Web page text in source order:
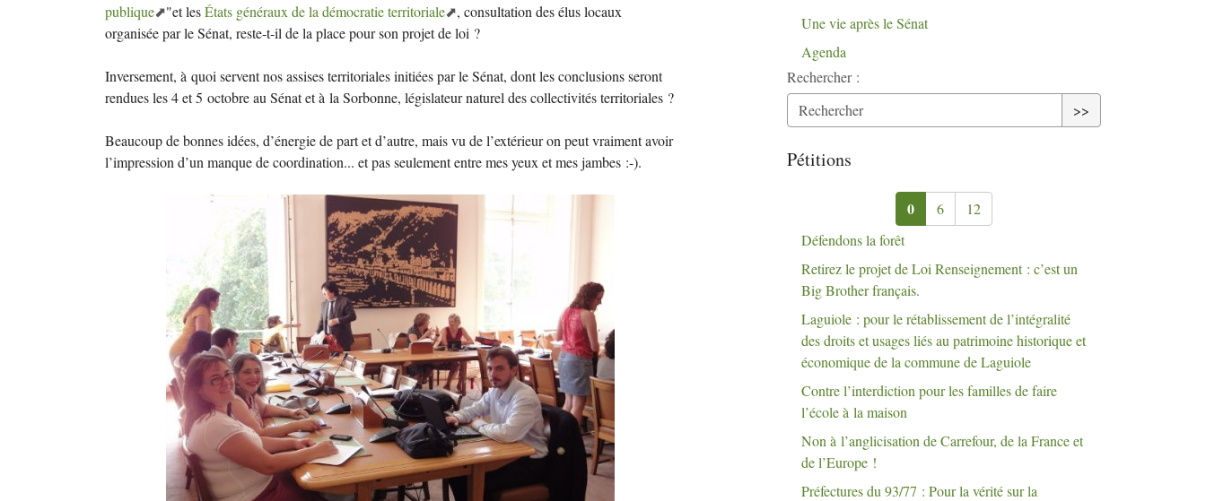
publique
"et lesÉtats généraux de la démocratie territoriale
, consultation des élus locaux
organisée par le Sénat, reste-t-il de la place pour son projet de loi ?
Inversement, à quoi servent nos assises territoriales initiées par le Sénat, dont les conclusions seront
rendues les 4 et 5 octobre au Sénat et à la Sorbonne, législateur naturel des collectivités territoriales ?
Beaucoup de bonnes idées, d’énergie de part et d’autre, mais vu de l’extérieur on peut vraiment avoir
l’impression d’un manque de coordination... et pas seulement entre mes yeux et mes jambes :-).
Une vie après le Sénat
Agenda
Rechercher :
>>
Pétitions
0 6
12
Défendons la forêt
Retirez le projet de Loi Renseignement : c’est un
Big Brother français.
Laguiole : pour le rétablissement de l’intégralité
des droits et usages liés au patrimoine historique et
économique de la commune de Laguiole
Contre l’interdiction pour les familles de faire
l’école à la maison
Non à l’anglicisation de Carrefour, de la France et
de l’Europe !
Préfectures du 93/77 : Pour la vérité sur la